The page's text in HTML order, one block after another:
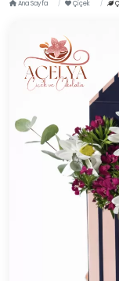
Ana Sayfa Çiçek